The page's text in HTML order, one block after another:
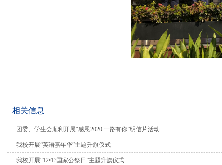
相关信息
团委、学生会顺利开展“感恩2020 一路有你”明信片活动
我校开展“英语嘉年华”主题升旗仪式
我校开展“12•13国家公祭日”主题升旗仪式